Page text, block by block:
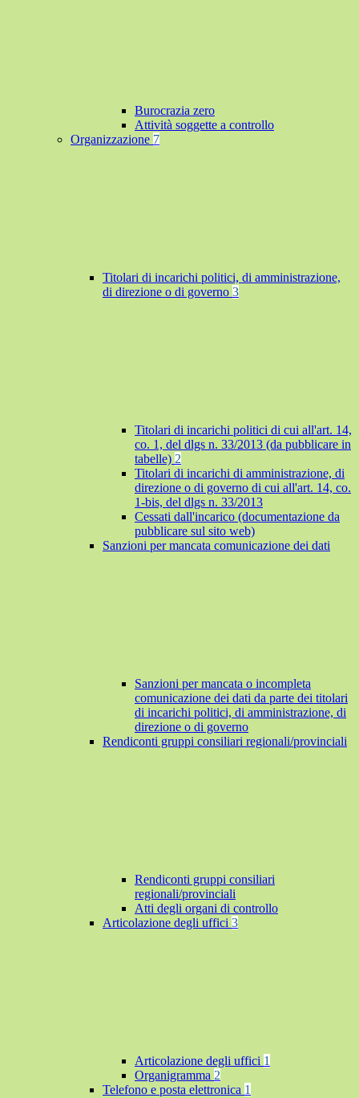
Burocrazia zero
Attività soggette a controllo
Organizzazione 7
Titolari di incarichi politici, di amministrazione,
di direzione o di governo 3
Titolari di incarichi politici di cui all'art. 14,
co. 1, del dlgs n. 33/2013 (da pubblicare in
tabelle) 2
Titolari di incarichi di amministrazione, di
direzione o di governo di cui all'art. 14, co.
1-bis, del dlgs n. 33/2013
Cessati dall'incarico (documentazione da
pubblicare sul sito web)
Sanzioni per mancata comunicazione dei dati
Sanzioni per mancata o incompleta
comunicazione dei dati da parte dei titolari
di incarichi politici, di amministrazione, di
direzione o di governo
Rendiconti gruppi consiliari regionali/provinciali
Rendiconti gruppi consiliari
regionali/provinciali
Atti degli organi di controllo
Articolazione degli uffici 3
Articolazione degli uffici 1
Organigramma 2
Telefono e posta elettronica 1